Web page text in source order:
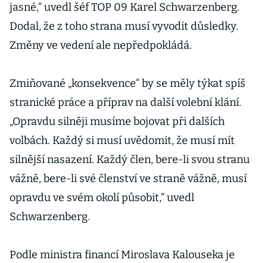
jasné,“ uvedl šéf TOP 09 Karel Schwarzenberg.
Dodal, že z toho strana musí vyvodit důsledky.
Změny ve vedení ale nepředpokládá.
Zmiňované „konsekvence“ by se měly týkat spíš
stranické práce a příprav na další volební klání.
„Opravdu silněji musíme bojovat při dalších
volbách. Každý si musí uvědomit, že musí mít
silnější nasazení. Každý člen, bere-li svou stranu
vážně, bere-li své členství ve straně vážně, musí
opravdu ve svém okolí působit,“ uvedl
Schwarzenberg.
Podle ministra financí Miroslava Kalouseka je